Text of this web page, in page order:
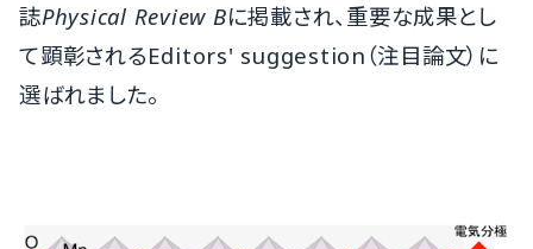
誌Physical Review Bに掲載され、重要な成果とし
て顕彰されるEditors' suggestion（注目論文）に
選ばれました。